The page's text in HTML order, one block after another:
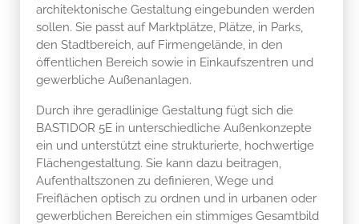
architektonische Gestaltung eingebunden werden
sollen. Sie passt auf Marktplätze, Plätze, in Parks,
den Stadtbereich, auf Firmengelände, in den
öffentlichen Bereich sowie in Einkaufszentren und
gewerbliche Außenanlagen.
Durch ihre geradlinige Gestaltung fügt sich die
BASTIDOR 5E in unterschiedliche Außenkonzepte
ein und unterstützt eine strukturierte, hochwertige
Flächengestaltung. Sie kann dazu beitragen,
Aufenthaltszonen zu definieren, Wege und
Freiflächen optisch zu ordnen und in urbanen oder
gewerblichen Bereichen ein stimmiges Gesamtbild